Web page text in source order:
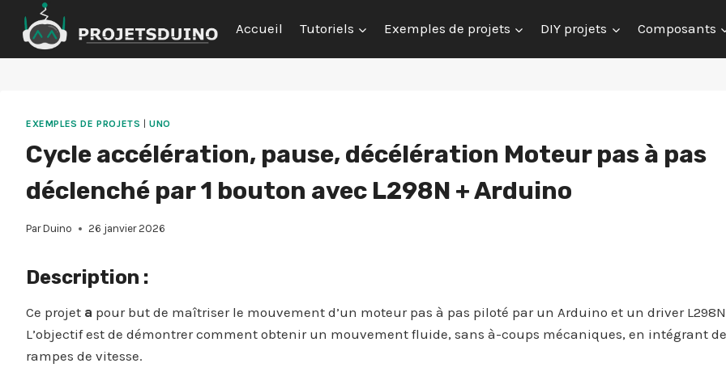
contenu
Accueil Tutoriels Exemples de projets DIY projets Composants
EXEMPLES DE PROJETS |UNO
Cycle accélération, pause, décélération Moteur pas à pas
déclenché par 1 bouton avec L298N + Arduino
Par Duino 26 janvier 2026
Description :
Ce projet a pour but de maîtriser le mouvement d’un moteur pas à pas piloté par un Arduino et un driver
L’objectif est de démontrer comment obtenir un mouvement fluide, sans à-coups mécaniques, en intégrant
rampes de vitesse.